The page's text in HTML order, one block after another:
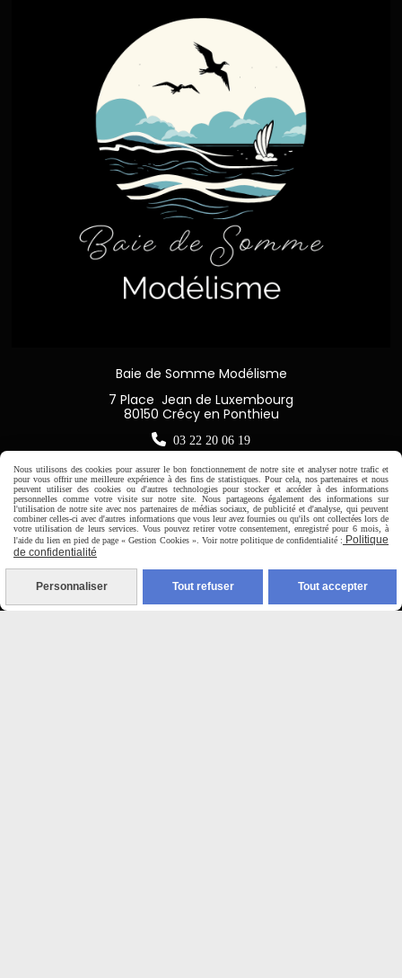
Baie de Somme Modélisme
7 Place Jean de Luxembourg
80150 Crécy en Ponthieu
 03 22 20 06 19
Horaire d'ouverture:
Du Mardi au Samedi de
Nous utilisons des cookies pour assurer le bon fonctionnement de notre site et analyser notre trafic et
pour vous offrir une meilleure expérience à des fins de statistiques. Pour cela, nos partenaires et nous
peuvent utiliser des cookies ou d'autres technologies pour stocker et accéder à des informations
personnelles comme votre visite sur notre site. Nous partageons également des informations sur
l'utilisation de notre site avec nos partenaires de médias sociaux, de publicité et d'analyse, qui peuvent
combiner celles-ci avec d'autres informations que vous leur avez fournies ou qu'ils ont collectées lors de
votre utilisation de leurs services. Vous pouvez retirer votre consentement, enregistré pour 6 mois, à
l'aide du lien en pied de page « Gestion Cookies ». Voir notre politique de confidentialité : Politique
de confidentialité
Personnaliser Tout refuser Tout accepter